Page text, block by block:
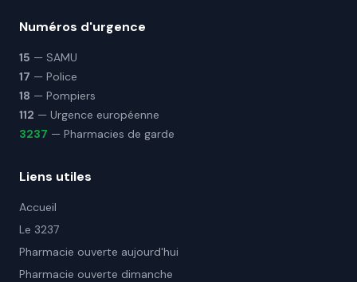
Numéros d'urgence
15 — SAMU
17 — Police
18 — Pompiers
112 — Urgence européenne
3237 — Pharmacies de garde
Liens utiles
Accueil
Le 3237
Pharmacie ouverte aujourd'hui
Pharmacie ouverte dimanche